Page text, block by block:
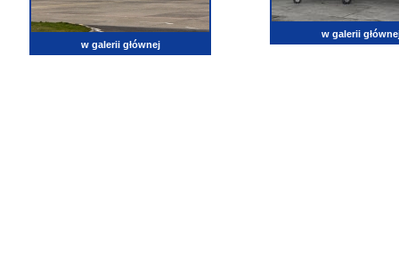
w galerii głównej
w galerii